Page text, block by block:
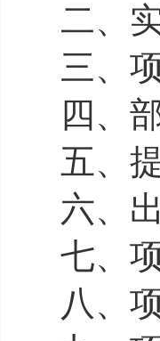
二、
三、
四、
五、
六、
七、
八、